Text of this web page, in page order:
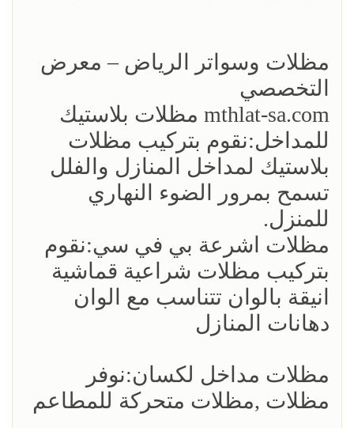
مظلات وسواتر الرياض – معرض
التخصصي
mthlat-sa.com مظلات بلاستيك
للمداخل:نقوم بتركيب مظلات
بلاستيك لمداخل المنازل والفلل
تسمح بمرور الضوء النهاري
للمنزل.
مظلات اشرعة بي في سي:نقوم
بتركيب مظلات شراعية قماشية
انيقة بالوان تتناسب مع الوان
دهانات المنازل
مظلات مداخل لكسان:نوفر
مظلات ,مظلات متحركة للمطاعم